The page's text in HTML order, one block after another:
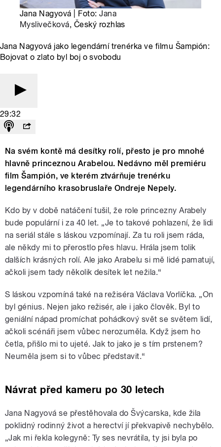
Jana Nagyová | Foto:Jana
Myslivečková, Český rozhlas
Jana Nagyová jako legendární trenérka ve filmu Šampión:
Bojovat o zlato byl boj o svobodu
29:32
Na svém kontě má desítky rolí, přesto je pro mnohé
hlavně princeznou Arabelou. Nedávno měl premiéru
film Šampión, ve kterém ztvárňuje trenérku
legendárního krasobruslaře Ondreje Nepely.
Kdo by v době natáčení tušil, že role princezny Arabely
bude populární i za 40 let. „Je to takové pohlazení, že lidi
na seriál stále s láskou vzpomínají. Za tu roli jsem ráda,
ale někdy mi to přerostlo přes hlavu. Hrála jsem tolik
dalších krásných rolí. Ale jako Arabelu si mě lidé pamatují,
ačkoli jsem tady několik desítek let nežila.“
S láskou vzpomíná také na režiséra Václava Vorlíčka. „On
byl génius. Nejen jako režisér, ale i jako člověk. Byl to
geniální nápad promíchat pohádkový svět se světem lidí,
ačkoli scénáři jsem vůbec nerozuměla. Když jsem ho
četla, přišlo mi to ujeté. Jak to jako je s tím prstenem?
Neuměla jsem si to vůbec představit.“
Návrat před kameru po 30 letech
Jana Nagyová se přestěhovala do Švýcarska, kde žila
poklidný rodinný život a herectví jí překvapivě nechybělo.
„Jak mi řekla kolegyně: Ty ses nevrátila, ty jsi byla po